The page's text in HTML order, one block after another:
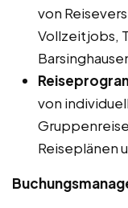
von
Vollzeitjobs,
von
Reiseplänen